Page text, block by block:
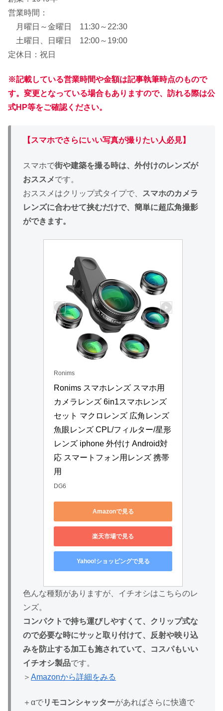
営業時間：
月曜日～金曜日 11:30～22:30
土曜日、日曜日 12:00～19:00
定休日：祝日
※記載している営業時間や金額は記事執筆時点のもので
す。変更となっている場合もありますので、訪れる際は公
式HP等をご確認ください。
【スマホでさらにいい写真が撮りたい人必見】
スマホで街や建築を撮る時は、外付けのレンズが
おススメです。
おススメはクリップ式タイプで、
スマホのカメラ
レンズに合わせて挟むだけで、簡単に超広角撮影
ができます。
Ronims
Ronims スマホレンズ スマホ用
カメラレンズ 6in1スマホレンズ
セット マクロレンズ 広角レンズ
魚眼レンズ CPL/フィルター/星形
レンズ iphone 外付け Android対
応 スマートフォン用レンズ 携帯
用
DG6
Amazonで見る
楽天市場で見る
Yahoo!ショッピングで見る
色んな種類がありますが、イチオシはこちらのレ
ンズ。
コンパクトで持ち運びしやすくて、クリップ式な
ので必要な時にサッと取り付けて、反射や映り込
みを防止する加工も施されていて、コスパもいい
イチオシ製品です。
＞ Amazonから詳細をみる
＋αでリモコンシャッターがあればさらに快適で